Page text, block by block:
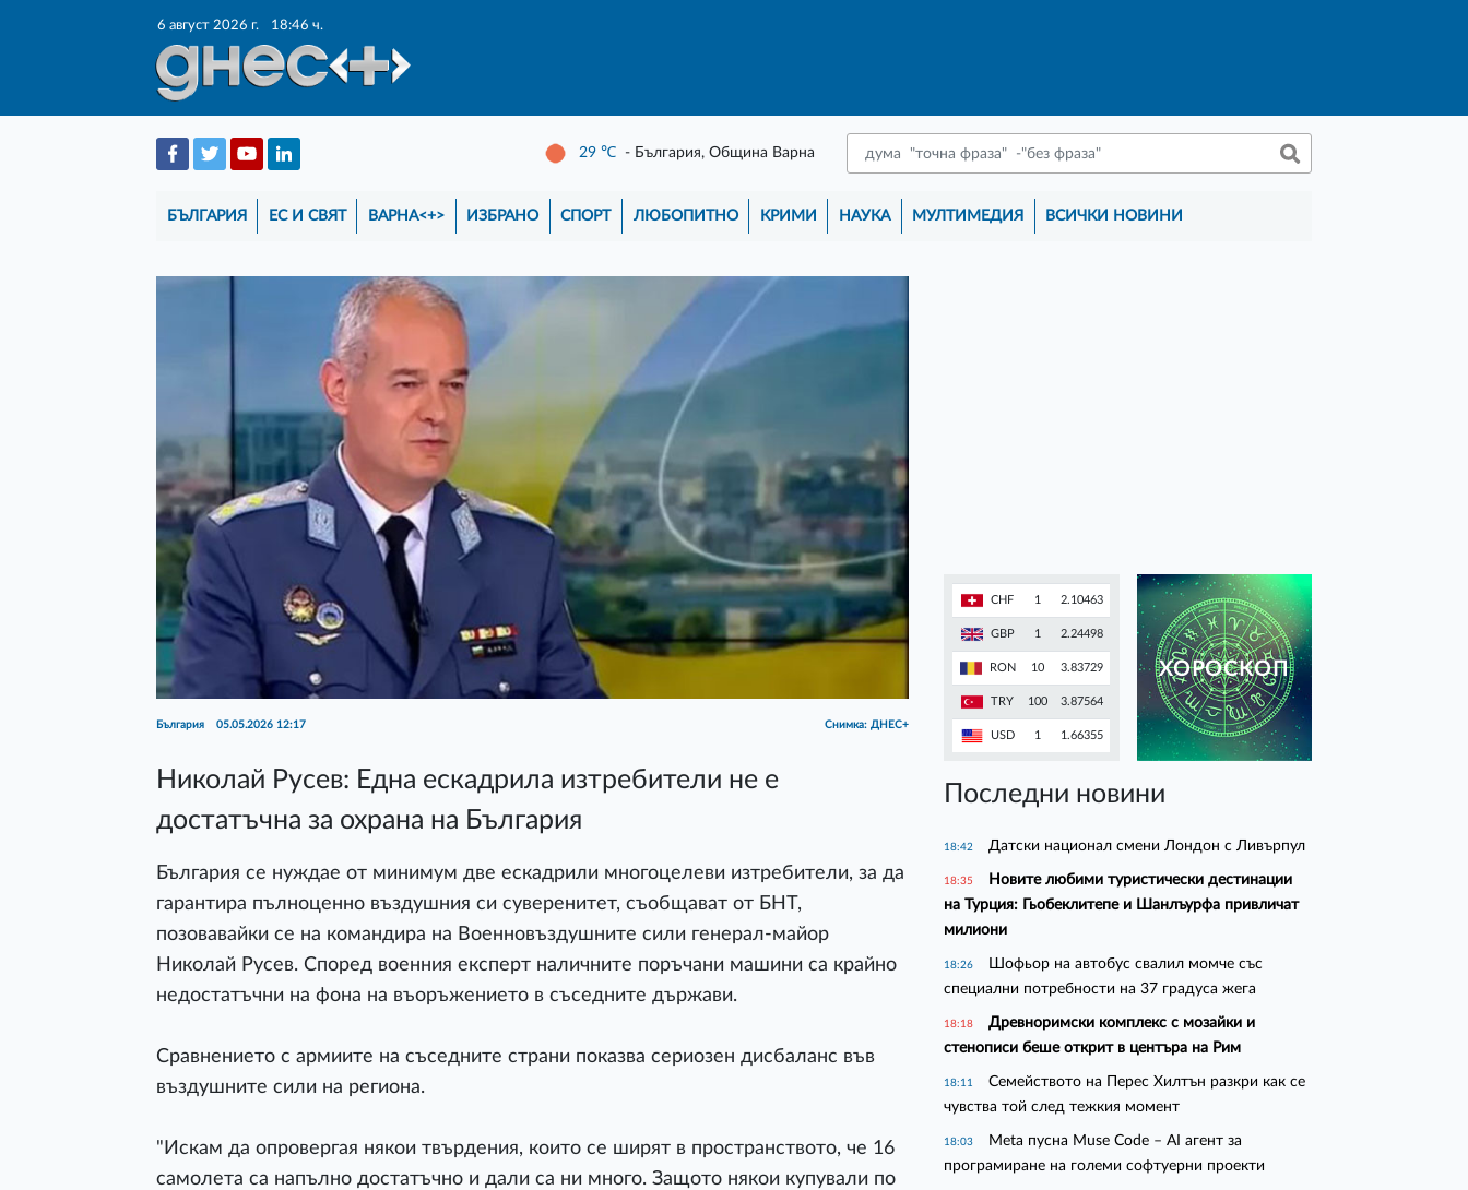
6 август 2026 г. 18:46 ч.
29 ℃ - България, Община Варна
БЪЛГАРИЯ ЕС И СВЯТ ВАРНА<+> ИЗБРАНО СПОРТ ЛЮБОПИТНО КРИМИ НАУКА МУЛТИМЕДИЯ ВСИЧКИ НОВИНИ
България 05.05.2026 12:17 Снимка: ДНЕС+
Николай Русев: Една ескадрила изтребители не е
достатъчна за охрана на България
България се нуждае от минимум две ескадрили многоцелеви изтребители, за да
гарантира пълноценно въздушния си суверенитет, съобщават от БНТ,
позовавайки се на командира на Военновъздушните сили генерал-майор
Николай Русев. Според военния експерт наличните поръчани машини са крайно
недостатъчни на фона на въоръжението в съседните държави.
Сравнението с армиите на съседните страни показва сериозен дисбаланс във
въздушните сили на региона.
"Искам да опровергая някои твърдения, които се ширят в пространството, че 16
самолета са напълно достатъчно и дали са ни много. Защото някои купували по
CHF 1 2.10463
GBP 1 2.24498
RON 10 3.83729
TRY 100 3.87564
USD 1 1.66355
ХОРОСКОП
Последни новини
18:42 Датски национал смени Лондон с Ливърпул
18:35
Новите любими туристически дестинации
на Турция: Гьобеклитепе и Шанлъурфа привличат
милиони
18:26
Шофьор на автобус свалил момче със
специални потребности на 37 градуса жега
18:18
Древноримски комплекс с мозайки и
стенописи беше открит в центъра на Рим
18:11
Семейството на Перес Хилтън разкри как се
чувства той след тежкия момент
18:03
Meta пусна Muse Code – AI агент за
програмиране на големи софтуерни проекти